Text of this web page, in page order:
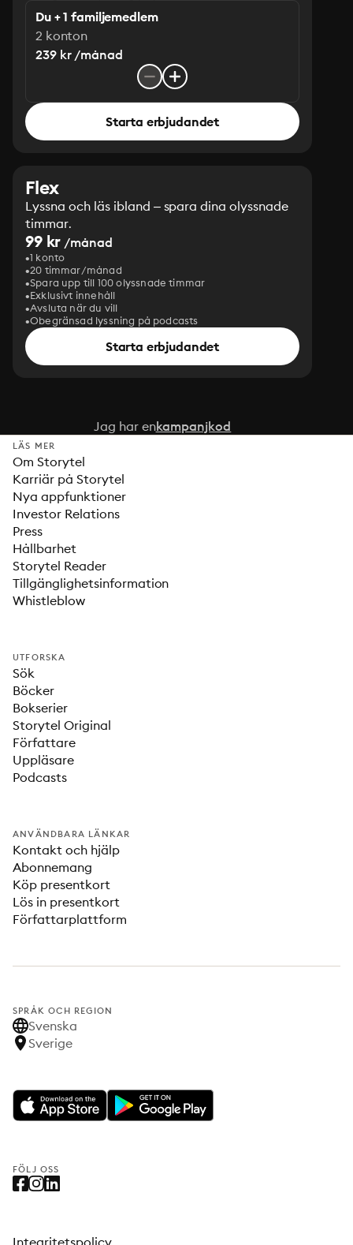
Du + 1 familjemedlem
2 konton
239 kr /månad
Starta erbjudandet
Flex
Lyssna och läs ibland – spara dina olyssnade
timmar.
99 kr /månad
1 konto
20 timmar/månad
Spara upp till 100 olyssnade timmar
Exklusivt innehåll
Avsluta när du vill
Obegränsad lyssning på podcasts
Starta erbjudandet
Jag har enkampanjkod
LÄS MER
Om Storytel
Karriär på Storytel
Nya appfunktioner
Investor Relations
Press
Hållbarhet
Storytel Reader
Tillgänglighetsinformation
Whistleblow
UTFORSKA
Sök
Böcker
Bokserier
Storytel Original
Författare
Uppläsare
Podcasts
ANVÄNDBARA LÄNKAR
Kontakt och hjälp
Abonnemang
Köp presentkort
Lös in presentkort
Författarplattform
SPRÅK OCH REGION
Svenska
Sverige
FÖLJ OSS
Integritetspolicy